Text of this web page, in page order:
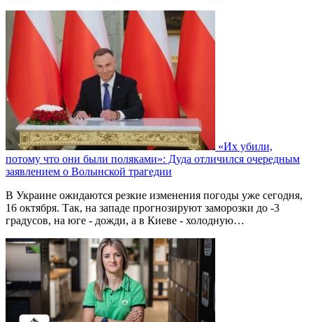
«Их убили,
потому что они были поляками»: Дуда отличился очередным
заявлением о Волынской трагедии
В Украине ожидаются резкие изменения погоды уже сегодня,
16 октября. Так, на западе прогнозируют заморозки до -3
градусов, на юге - дожди, а в Киеве - холодную…